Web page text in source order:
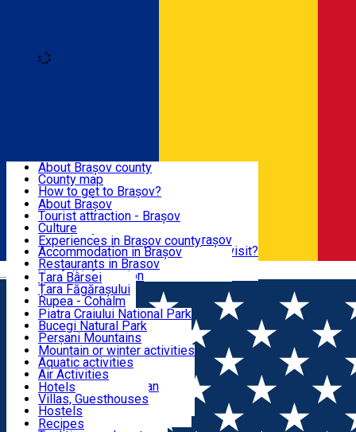
Română
BRAȘOV
EXPERIENCES
DESTINATIONS
NATURE
ACTIVE TOURISM
ACCOMMODATION
CULTURAL HERITAGE
About Brașov county
County map
How to get to Brașov?
Tourist Information Centers
Tourist Guides
Brașov Tourism Recommendations
Historical tourist attractions
What would a local recommend to visit?
Tourism news Brașov
Restaurants
About Brașov
Tourist attraction - Brașov
Culture
Tourist Information Center - Brașov
Accommodation in Brașov
Restaurants in Brasov
Usefull information
Experiences in Brașov county
Țara Bârsei
Țara Făgărașului
Rupea - Cohalm
ECO Destinations
Piatra Craiului National Park
Bucegi Natural Park
Perșani Mountains
Făgăraș Mountains
Postăvarul Peak
Măgura Codlei
Ciucaș Mountains
Protected areas
Other natural attractions
Speoturism
Mountain or winter activities
Aquatic activities
Air Activities
Adventure, Equestrian
Cycling, Running
Other activities
Hotels
Villas, Guesthouses
Hostels
Cottages
Recipes